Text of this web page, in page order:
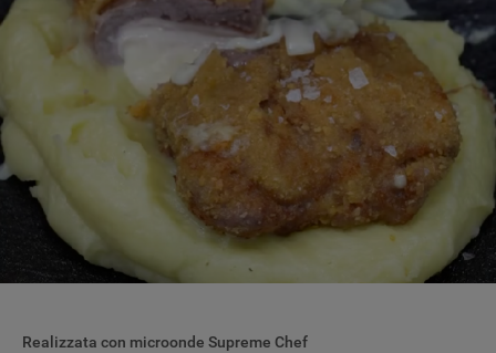
Realizzata con microonde Supreme Chef